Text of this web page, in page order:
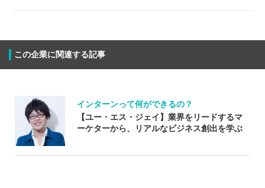
この企業に関連する記事
インターンって何ができるの？
【ユー・エス・ジェイ】業界をリードするマ
ーケターから、リアルなビジネス創出を学ぶ